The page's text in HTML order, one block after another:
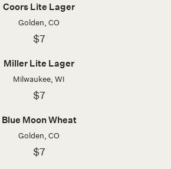
Coors Lite Lager
Golden, CO
$7
Miller Lite Lager
Milwaukee, WI
$7
Blue Moon Wheat
Golden, CO
$7